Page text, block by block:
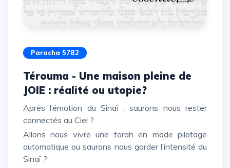
Paracha 5782
Térouma - Une maison pleine de
JOIE : réalité ou utopie?
Après l’émotion du Sinaï , saurons nous rester
connectés au Ciel ?
Allons nous vivre une torah en mode pilotage
automatique ou saurons nous garder l’intensité du
Sinaï ?